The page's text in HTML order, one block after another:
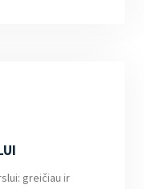
greičiau ir